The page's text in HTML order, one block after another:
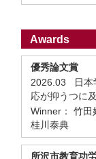
Awards
優秀論文賞
2026.03 日本
応が抑うつに
Winner： 竹田
桂川泰典
所沢市教育功